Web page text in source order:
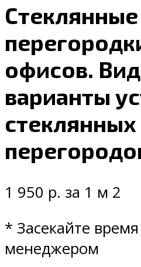
Стеклянные
офисов.
варианты
стеклянных
1 950 р. за 1 м 2
* Засекайте
менеджером